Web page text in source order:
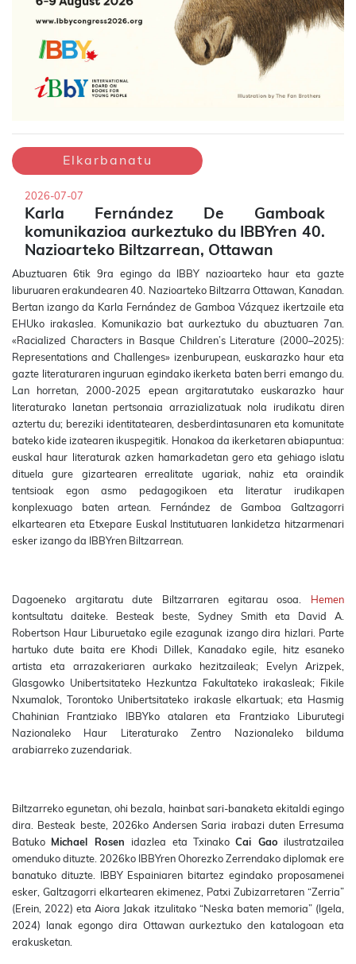
Elkarbanatu
2026-07-07
Karla Fernández De Gamboak
komunikazioa aurkeztuko du IBBYren 40.
Nazioarteko Biltzarrean, Ottawan
Abuztuaren 6tik 9ra egingo da IBBY nazioarteko haur eta gazte
liburuaren erakundearen 40. Nazioarteko Biltzarra Ottawan, Kanadan.
Bertan izango da Karla Fernández de Gamboa Vázquez ikertzaile eta
EHUko irakaslea. Komunikazio bat aurkeztuko du abuztuaren 7an.
«Racialized Characters in Basque Children’s Literature (2000–2025):
Representations and Challenges» izenburupean, euskarazko haur eta
gazte literaturaren inguruan egindako ikerketa baten berri emango du.
Lan horretan, 2000-2025 epean argitaratutako euskarazko haur
literaturako lanetan pertsonaia arrazializatuak nola irudikatu diren
aztertu du; bereziki identitatearen, desberdintasunaren eta komunitate
bateko kide izatearen ikuspegitik. Honakoa da ikerketaren abiapuntua:
euskal haur literaturak azken hamarkadetan gero eta gehiago islatu
dituela gure gizartearen errealitate ugariak, nahiz eta oraindik
tentsioak egon asmo pedagogikoen eta literatur irudikapen
konplexuago baten artean. Fernández de Gamboa Galtzagorri
elkartearen eta Etxepare Euskal Institutuaren lankidetza hitzarmenari
esker izango da IBBYren Biltzarrean.
Dagoeneko argitaratu dute Biltzarraren egitarau osoa. Hemen
kontsultatu daiteke. Besteak beste, Sydney Smith eta David A.
Robertson Haur Liburuetako egile ezagunak izango dira hizlari. Parte
hartuko dute baita ere Khodi Dillek, Kanadako egile, hitz esaneko
artista eta arrazakeriaren aurkako hezitzaileak; Evelyn Arizpek,
Glasgowko Unibertsitateko Hezkuntza Fakultateko irakasleak; Fikile
Nxumalok, Torontoko Unibertsitateko irakasle elkartuak; eta Hasmig
Chahinian Frantziako IBBYko atalaren eta Frantziako Liburutegi
Nazionaleko Haur Literaturako Zentro Nazionaleko bilduma
arabiarreko zuzendariak.
Biltzarreko egunetan, ohi bezala, hainbat sari-banaketa ekitaldi egingo
dira. Besteak beste, 2026ko Andersen Saria irabazi duten Erresuma
Batuko Michael Rosen idazlea eta TxinakoCai Gao ilustratzailea
omenduko dituzte. 2026ko IBBYren Ohorezko Zerrendako diplomak ere
banatuko dituzte. IBBY Espainiaren bitartez egindako proposamenei
esker, Galtzagorri elkartearen ekimenez, Patxi Zubizarretaren “Zerria”
(Erein, 2022) eta Aiora Jakak itzulitako “Neska baten memoria” (Igela,
2024) lanak egongo dira Ottawan aurkeztuko den katalogoan eta
erakusketan.